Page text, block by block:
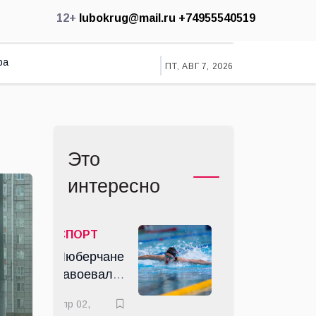
12+ lubokrug@mail.ru +74955540519
ПТ, АВГ 7, 2026
Это
интересно
СПОРТ
Люберчане
завоевали
семь
апр 02,